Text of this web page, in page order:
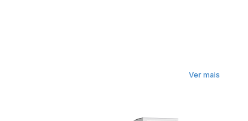
Ver mais